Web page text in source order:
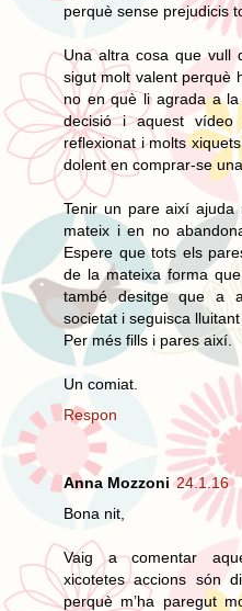
perquè sense prejudicis
Una altra cosa que vull
sigut molt valent perquè
no en què li agrada a la
decisió i aquest vídeo
reflexionat i molts
dolent en comprar-se una
Tenir un pare així
mateix i en no
Espere que tots els
de la mateixa forma
també desitge que a
societat i seguisca
Per més fills i pares així.
Un comiat.
Respon
Anna Mozzoni 24.1.16
Bona nit,
Vaig a comentar
xicotetes accions són
perquè m’ha paregut